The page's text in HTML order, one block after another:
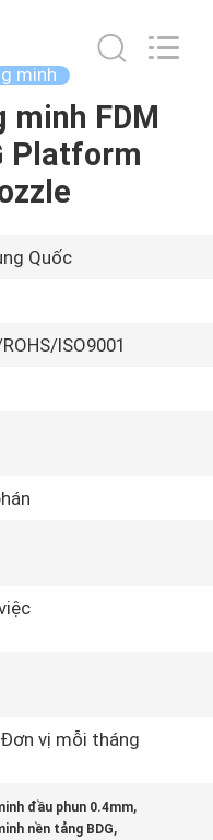
minh
minh FDM
Platform
Quốc
ISO9001
vị mỗi tháng
đầu phun 0.4mm,
nền tảng BDG,